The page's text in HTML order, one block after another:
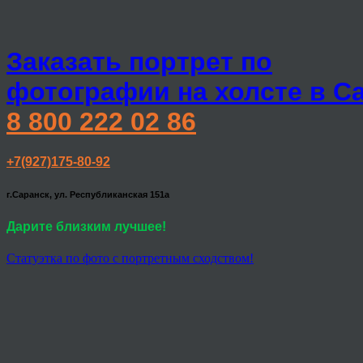
Заказать портрет по
фотографии на холсте в
8 800 222 02 86
+7(927)175-80-92
г.Саранск, ул. Республиканская 151а
Дарите близким лучшее!
Статуэтка по фото с портретным сходством!